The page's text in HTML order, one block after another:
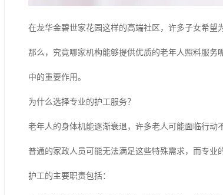
在龙华金碧世家花园这样的高端社区，许多子女希
那么，究竟哪家机构能够提供优质的老年人照料服
中的重要作用。
为什么选择专业的护工服务？
老年人的身体机能逐渐衰退，许多老人可能面临行动
普通的家政人员可能无法满足这些特殊需求，而专
护工的主要职责包括：